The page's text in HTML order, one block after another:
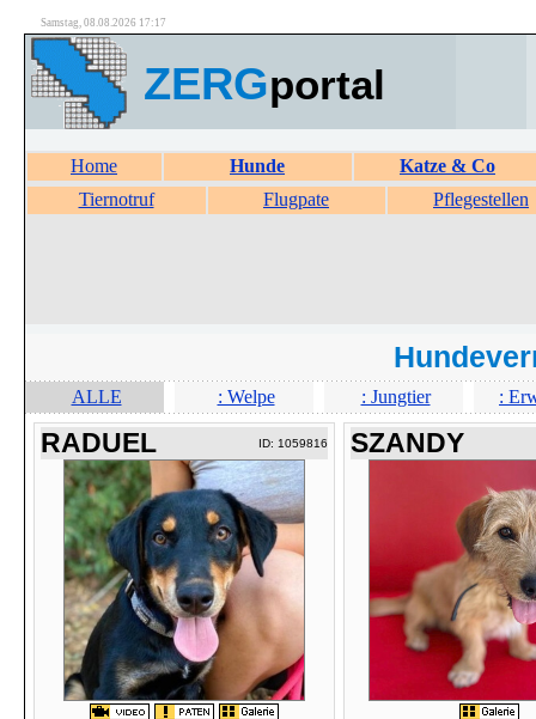
Samstag, 08.08.2026 17:17
ZERGportal
Home Hunde
Katze & Co
Tiernotruf
Flugpate Pflegestellen
ALLE : Welpe : Jungtier :
RADUEL ID: 1059816 SZANDY